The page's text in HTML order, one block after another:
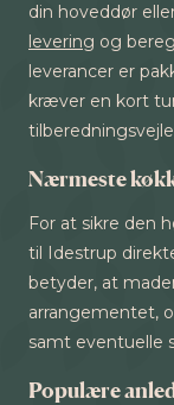
din hoveddør
levering og
leverancer er
kræver en kort
Nærmeste
For at sikre den
til Idestrup
betyder, at
arrangementet,
samt eventuelle
Populære